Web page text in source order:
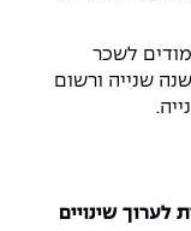
לשכר
שנייה ורשום
שינויים